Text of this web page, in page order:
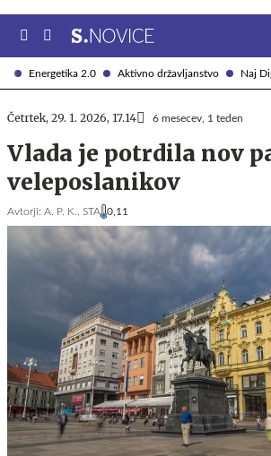
Energetika 2.0 Aktivno državljanstvo Naj
Četrtek, 29. 1. 2026, 17.14 6 mesecev, 1 teden
Vlada je potrdila nov
veleposlanikov
Avtorji: A. P. K., STA 0,11